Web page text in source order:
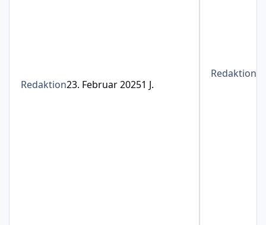
Redaktion23. Februar 20251 J.
Redaktion